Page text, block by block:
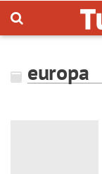
europa